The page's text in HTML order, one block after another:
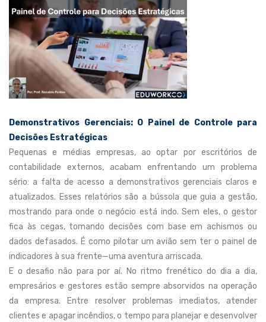
Demonstrativos Gerenciais: O Painel de Controle para
Decisões Estratégicas
Pequenas e médias empresas, ao optar por escritórios de
contabilidade externos, acabam enfrentando um problema
sério: a falta de acesso a demonstrativos gerenciais claros e
atualizados. Esses relatórios são a bússola que guia a gestão,
mostrando para onde o negócio está indo. Sem eles, o gestor
fica às cegas, tomando decisões com base em achismos ou
dados defasados. É como pilotar um avião sem ter o painel de
indicadores à sua frente—uma aventura arriscada.
E o desafio não para por aí. No ritmo frenético do dia a dia,
empresários e gestores estão sempre absorvidos na operação
da empresa. Entre resolver problemas imediatos, atender
clientes e apagar incêndios, o tempo para planejar e desenvolver